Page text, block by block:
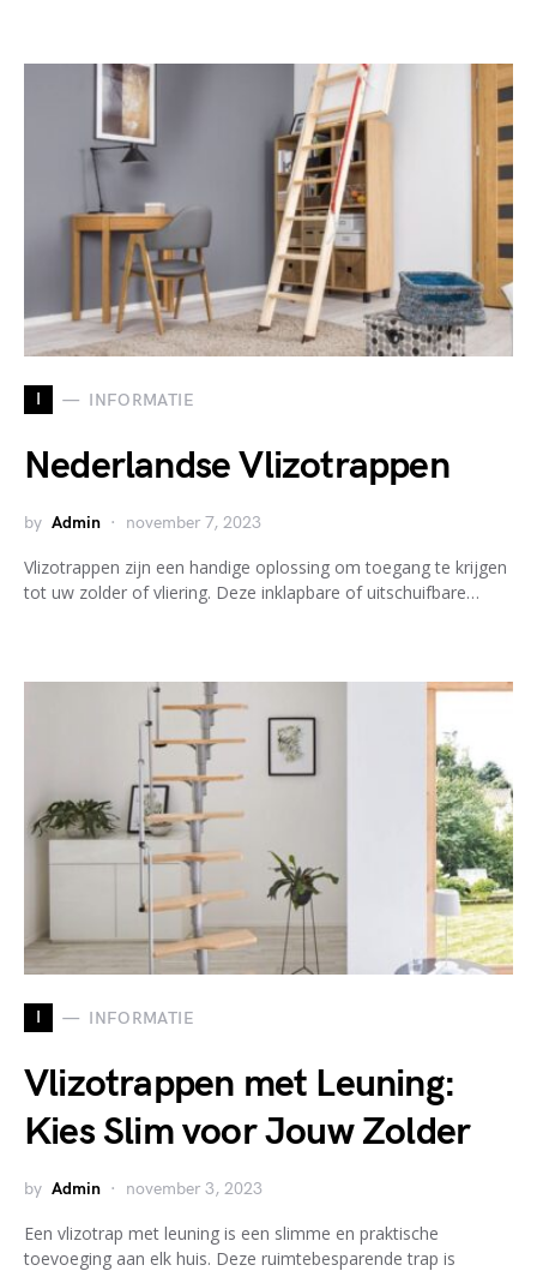
I INFORMATIE
Nederlandse Vlizotrappen
by Admin november 7, 2023
Vlizotrappen zijn een handige oplossing om toegang te krijgen
tot uw zolder of vliering. Deze inklapbare of uitschuifbare…
I INFORMATIE
Vlizotrappen met Leuning:
Kies Slim voor Jouw Zolder
by Admin november 3, 2023
Een vlizotrap met leuning is een slimme en praktische
toevoeging aan elk huis. Deze ruimtebesparende trap is